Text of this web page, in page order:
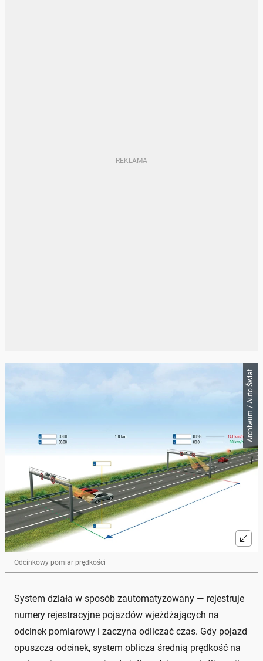
Archiwum / Auto Świat
Odcinkowy pomiar prędkości
System działa w sposób zautomatyzowany — rejestruje
numery rejestracyjne pojazdów wjeżdżających na
odcinek pomiarowy i zaczyna odliczać czas. Gdy pojazd
opuszcza odcinek, system oblicza średnią prędkość na